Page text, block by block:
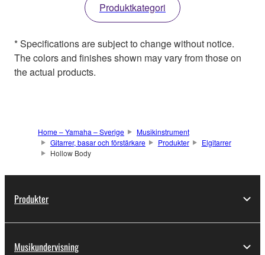
Produktkategori
* Specifications are subject to change without notice.
The colors and finishes shown may vary from those on
the actual products.
Home – Yamaha – Sverige
Musikinstrument
Gitarrer, basar och förstärkare
Produkter
Elgitarrer
Hollow Body
Produkter
Musikundervisning